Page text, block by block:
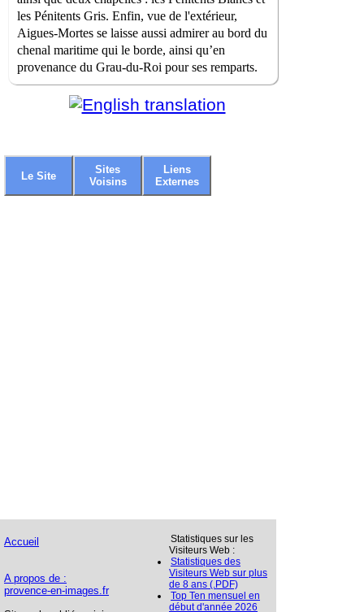
les Pénitents Gris. Enfin, vue de l'extérieur,
Aigues-Mortes se laisse aussi admirer au bord du
chenal maritime qui le borde, ainsi qu’en
provenance du Grau-du-Roi pour ses remparts.
Le Site
Sites
Voisins
Liens
Externes
Accueil
A propos de :
provence-en-images.fr
Statistiques sur les
Visiteurs Web :
Statistiques des
Visiteurs Web sur plus
de 8 ans (.PDF)
Top Ten mensuel en
début d'année 2026